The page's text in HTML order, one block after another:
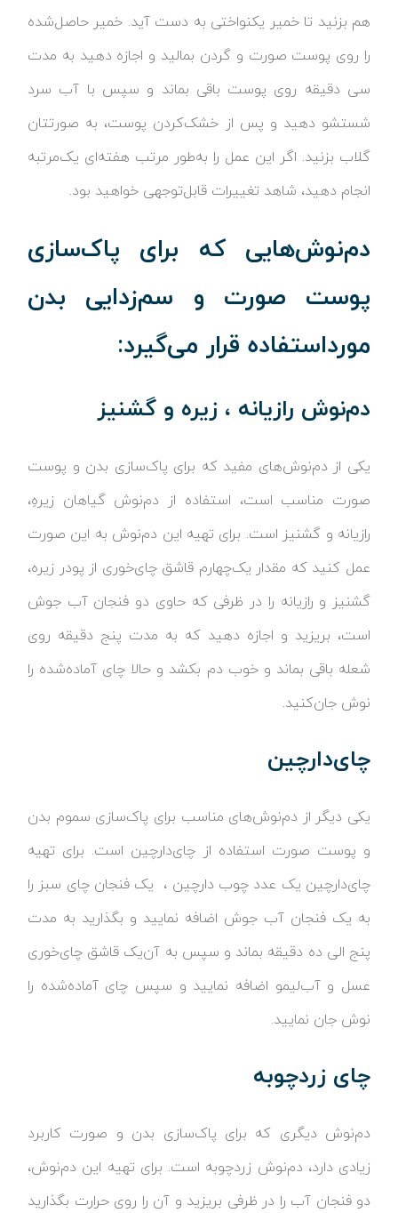
هم بزنید تا خمیر یکنواختی به دست آید. خمیر حاصل‌شده
را روی پوست صورت و گردن بمالید و اجازه دهید به مدت
سی دقیقه روی پوست باقی بماند و سپس با آب سرد
شستشو دهید و پس از خشک‌کردن پوست، به صورتتان
گلاب بزنید. اگر این عمل را به‌طور مرتب هفته‌ای یک‌مرتبه
انجام دهید، شاهد تغییرات قابل‌توجهی خواهید بود.
دم‌نوش‌هایی که برای پاک‌سازی
پوست صورت و سم‌زدایی بدن
مورداستفاده قرار می‌گیرد:
دم‌نوش رازیانه ، زیره و گشنیز
یکی از دم‌نوش‌های مفید که برای پاک‌سازی بدن و پوست
صورت مناسب است، استفاده از دم‌نوش گیاهان زیرهِ،
رازیانه و گشنیز است. برای تهیه این دم‌نوش به این صورت
عمل کنید که مقدار یک‌چهارم قاشق چای‌خوری از پودر زیره،
گشنیز و رازیانه را در ظرفی که حاوی دو فنجان آب جوش
است، بریزید و اجازه دهید که به مدت پنج دقیقه روی
شعله باقی بماند و خوب دم بکشد و حالا چای آماده‌شده را
نوش جان‌کنید.
چای‌دارچین
یکی دیگر از دم‌نوش‌های مناسب برای پاک‌سازی سموم بدن
و پوست صورت استفاده از چای‌دارچین است. برای تهیه
چای‌دارچین یک عدد چوب دارچین ، یک فنجان چای سبز را
به یک فنجان آب جوش اضافه نمایید و بگذارید به مدت
پنج الی ده دقیقه بماند و سپس به آن‌یک قاشق چای‌خوری
عسل و آب‌لیمو اضافه نمایید و سپس چای آماده‌شده را
نوش جان نمایید.
چای زردچوبه
دم‌نوش دیگری که برای پاک‌سازی بدن و صورت کاربرد
زیادی دارد، دم‌نوش زردچوبه است. برای تهیه این دم‌نوش،
دو فنجان آب را در ظرفی بریزید و آن را روی حرارت بگذارید